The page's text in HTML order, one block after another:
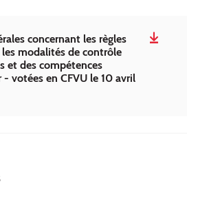
concernant les règles
modalités de contrôle
et des compétences
- votées en CFVU le 10 avril